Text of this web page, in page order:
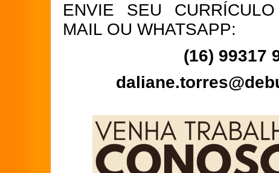
ENVIE SEU
MAIL OU WHATSAPP:
(16) 99317